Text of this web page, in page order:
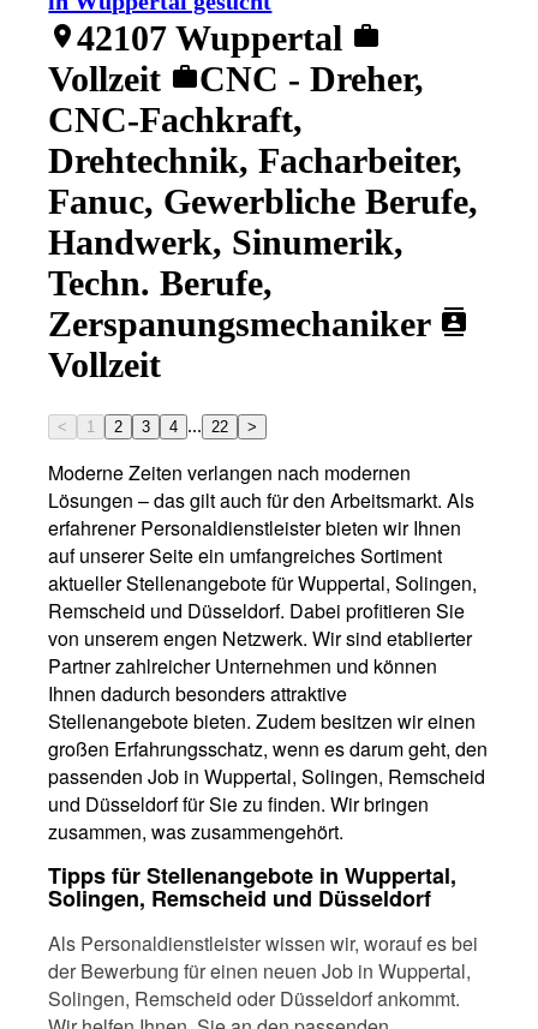
location_on42107 Wuppertal work
Vollzeit workCNC - Dreher,
CNC-Fachkraft,
Drehtechnik, Facharbeiter,
Fanuc, Gewerbliche Berufe,
Handwerk, Sinumerik,
Techn. Berufe,
Zerspanungsmechaniker contacts
Vollzeit
< 1 2 3 4 ... 22 >
Moderne Zeiten verlangen nach modernen
Lösungen – das gilt auch für den Arbeitsmarkt. Als
erfahrener Personaldienstleister bieten wir Ihnen
auf unserer Seite ein umfangreiches Sortiment
aktueller Stellenangebote für Wuppertal, Solingen,
Remscheid und Düsseldorf. Dabei profitieren Sie
von unserem engen Netzwerk. Wir sind etablierter
Partner zahlreicher Unternehmen und können
Ihnen dadurch besonders attraktive
Stellenangebote bieten. Zudem besitzen wir einen
großen Erfahrungsschatz, wenn es darum geht, den
passenden Job in Wuppertal, Solingen, Remscheid
und Düsseldorf für Sie zu finden. Wir bringen
zusammen, was zusammengehört.
Tipps für Stellenangebote in Wuppertal,
Solingen, Remscheid und Düsseldorf
Als Personaldienstleister wissen wir, worauf es bei
der Bewerbung für einen neuen Job in Wuppertal,
Solingen, Remscheid oder Düsseldorf ankommt.